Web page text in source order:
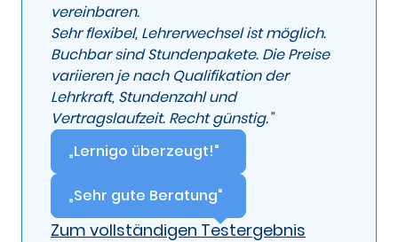
vereinbaren.
Sehr flexibel, Lehrerwechsel ist möglich.
Buchbar sind Stundenpakete. Die Preise
variieren je nach Qualifikation der
Lehrkraft, Stundenzahl und
Vertragslaufzeit. Recht günstig.”
„Lernigo überzeugt!“
„Sehr gute Beratung“
Zum vollständigen Testergebnis